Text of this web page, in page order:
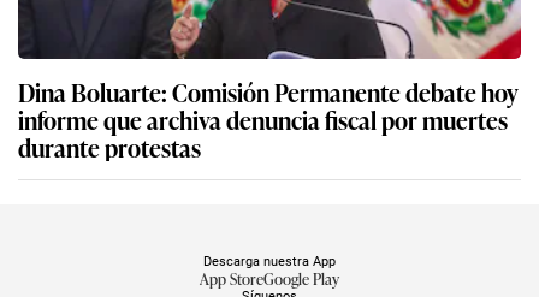
Dina Boluarte: Comisión Permanente debate hoy
informe que archiva denuncia fiscal por muertes
durante protestas
Descarga nuestra App
App StoreGoogle Play